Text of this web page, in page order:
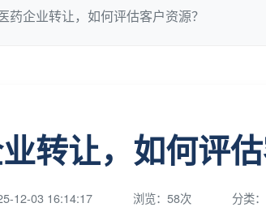
药企业转让，如何评估客户资源？
转让，如何评估
12-03 16:14:17 浏览：58次 分类